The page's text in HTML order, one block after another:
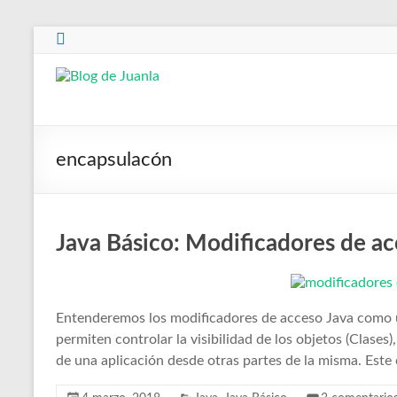
Saltar
contenido
Blog
Juanla
encapsulacón
Java Básico: Modificadores de
Entenderemos los modificadores de acceso Java
permiten controlar la visibilidad de los objetos
de una aplicación desde otras partes de la misma. Este